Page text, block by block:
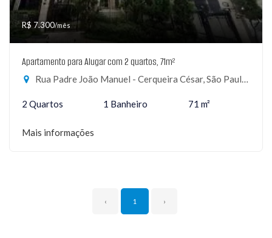
R$ 7.300/mês
Apartamento para Alugar com 2 quartos, 71m²
Rua Padre João Manuel - Cerqueira César, São Paulo-SP
2 Quartos 1 Banheiro 71 m²
Mais informações
‹ 1 ›